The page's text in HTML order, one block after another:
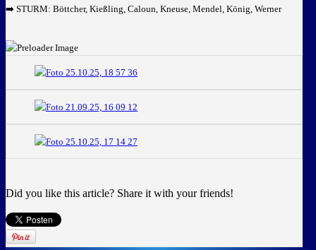
➡️ STURM: Böttcher, Kießling, Caloun, Kneuse, Mendel, König, Werner
Did you like this article? Share it with your friends!